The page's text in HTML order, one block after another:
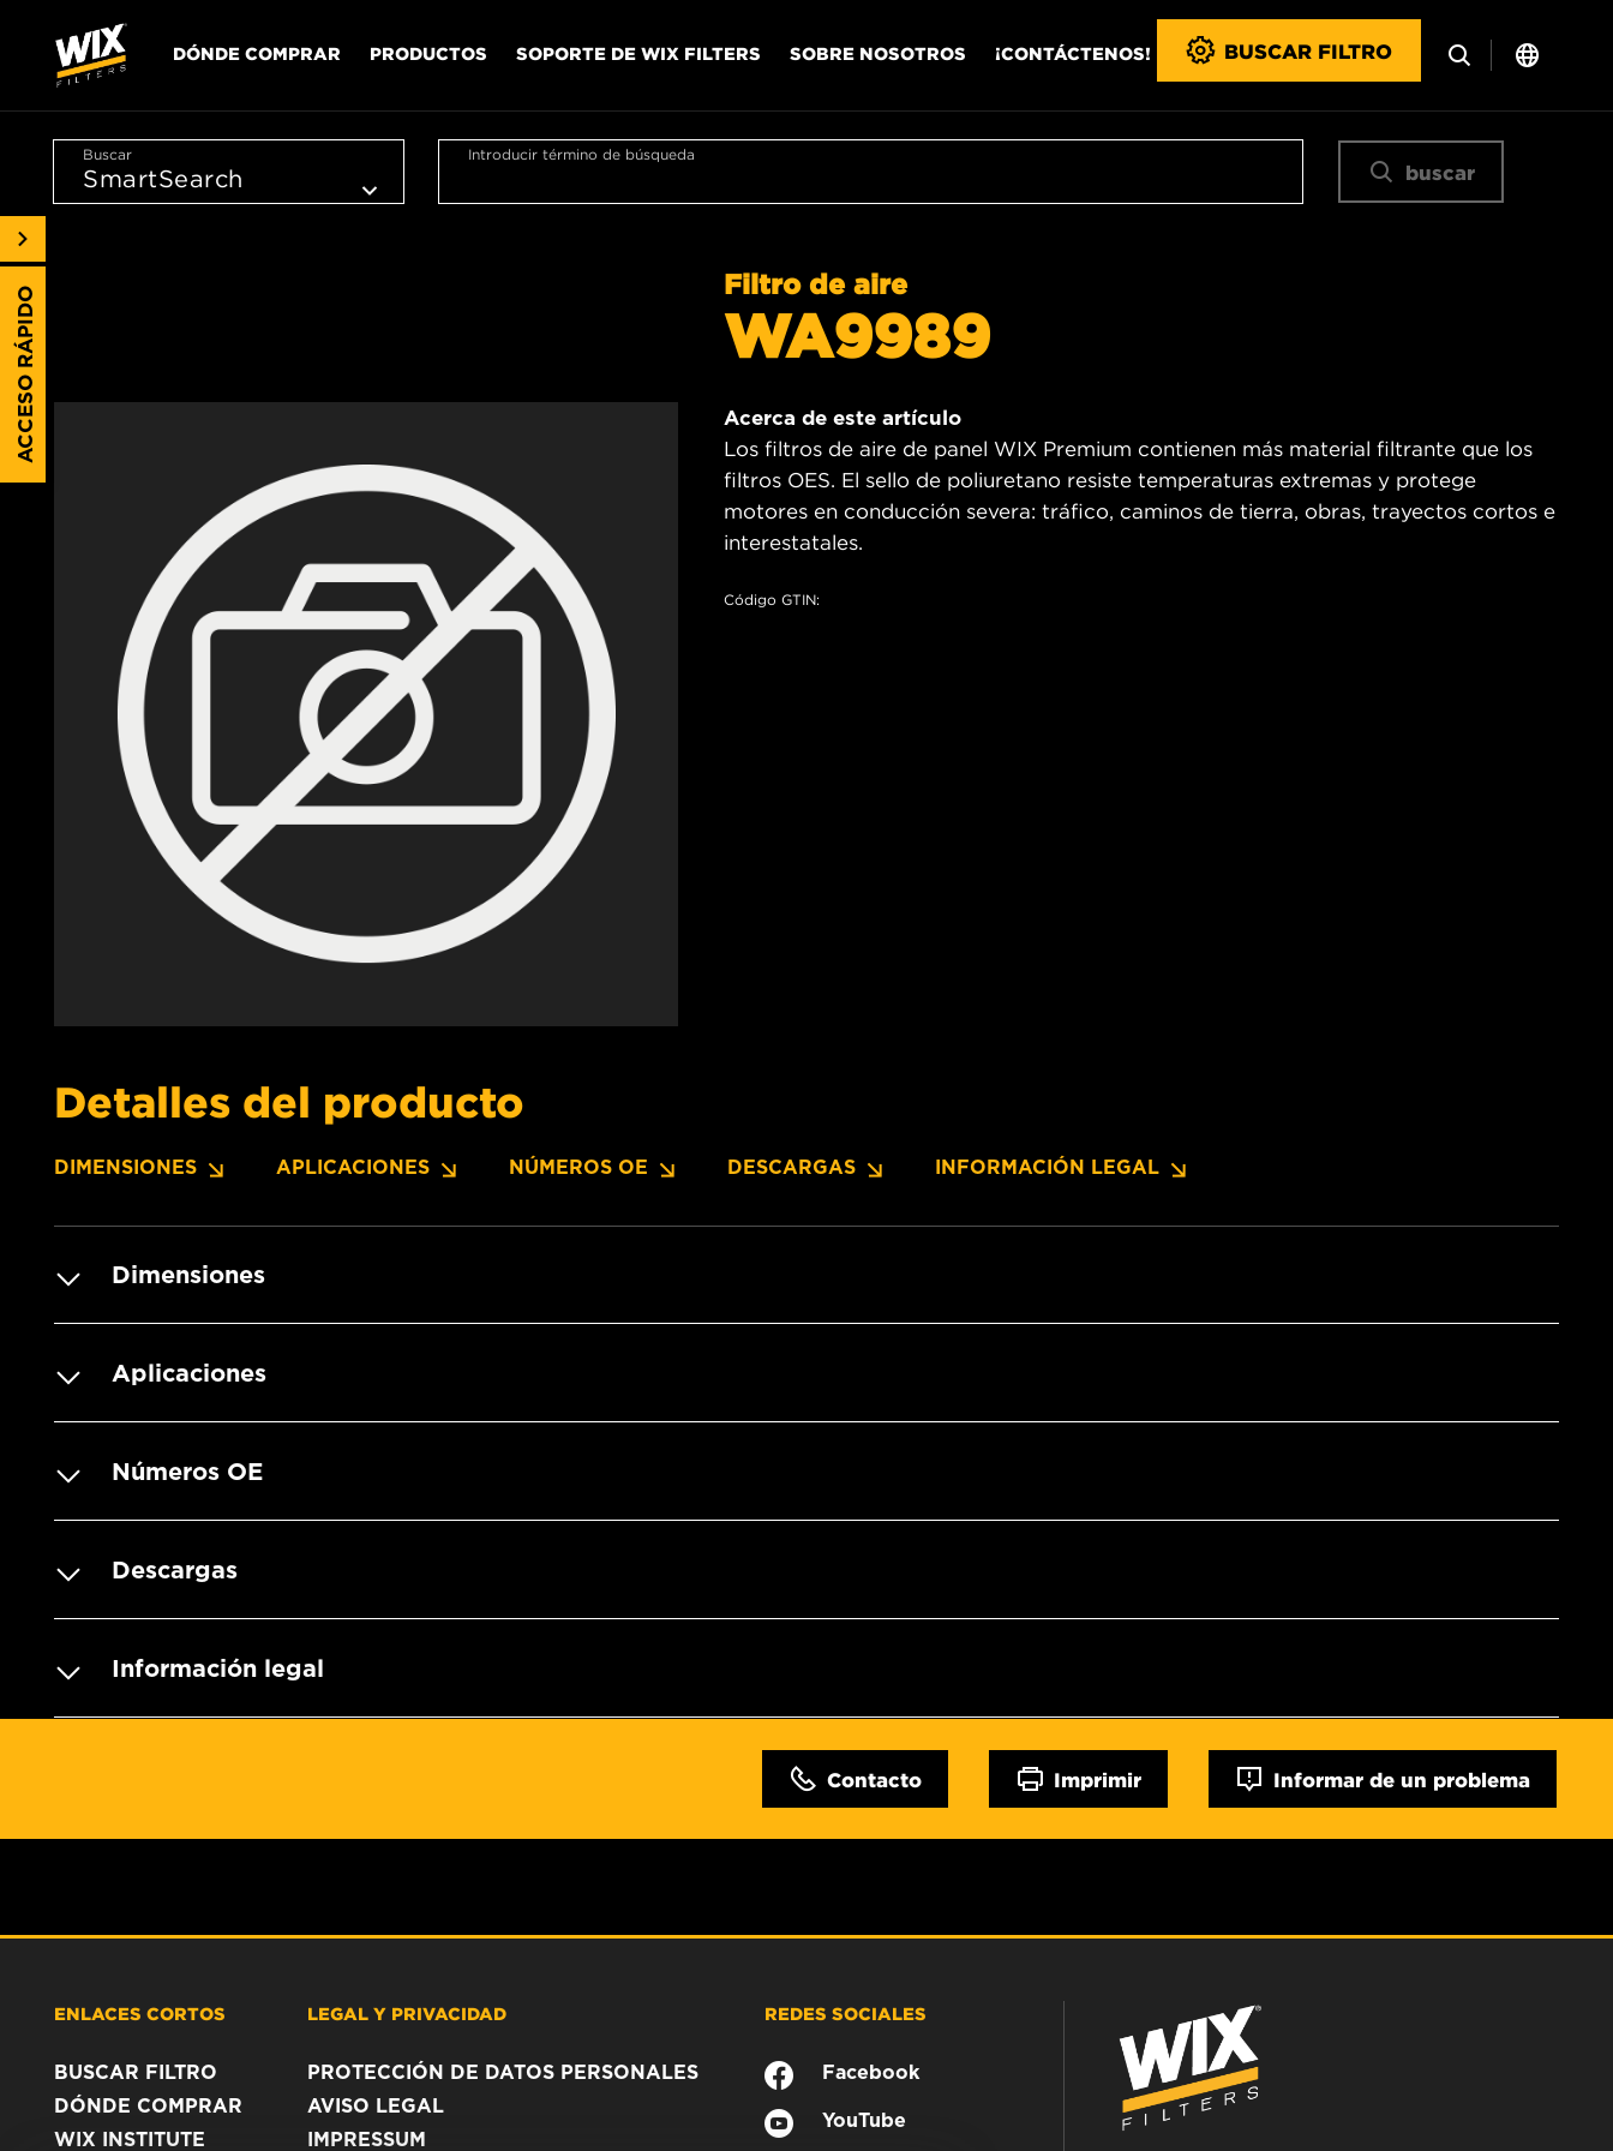
DÓNDE COMPRAR PRODUCTOS SOPORTE DE WIX FILTERS SOBRE NOSOTROS ¡CONTÁCTENOS! BUSCAR FILTRO
Buscar Introducir término de búsqueda
buscar
Filtro de aire
WA9989
Acerca de este artículo
Los filtros de aire de panel WIX Premium contienen más material filtrante que los
filtros OES. El sello de poliuretano resiste temperaturas extremas y protege
motores en conducción severa: tráfico, caminos de tierra, obras, trayectos cortos e
interestatales.
Código GTIN:
Detalles del producto
DIMENSIONES APLICACIONES NÚMEROS OE DESCARGAS INFORMACIÓN LEGAL
Dimensiones
Aplicaciones
Números OE
Descargas
Información legal
Contacto Imprimir Informar de un problema
ACCESO RÁPIDO
ENLACES CORTOS
BUSCAR FILTRO
DÓNDE COMPRAR
WIX INSTITUTE
LEGAL Y PRIVACIDAD
PROTECCIÓN DE DATOS PERSONALES
AVISO LEGAL
IMPRESSUM
REDES SOCIALES
Facebook
YouTube